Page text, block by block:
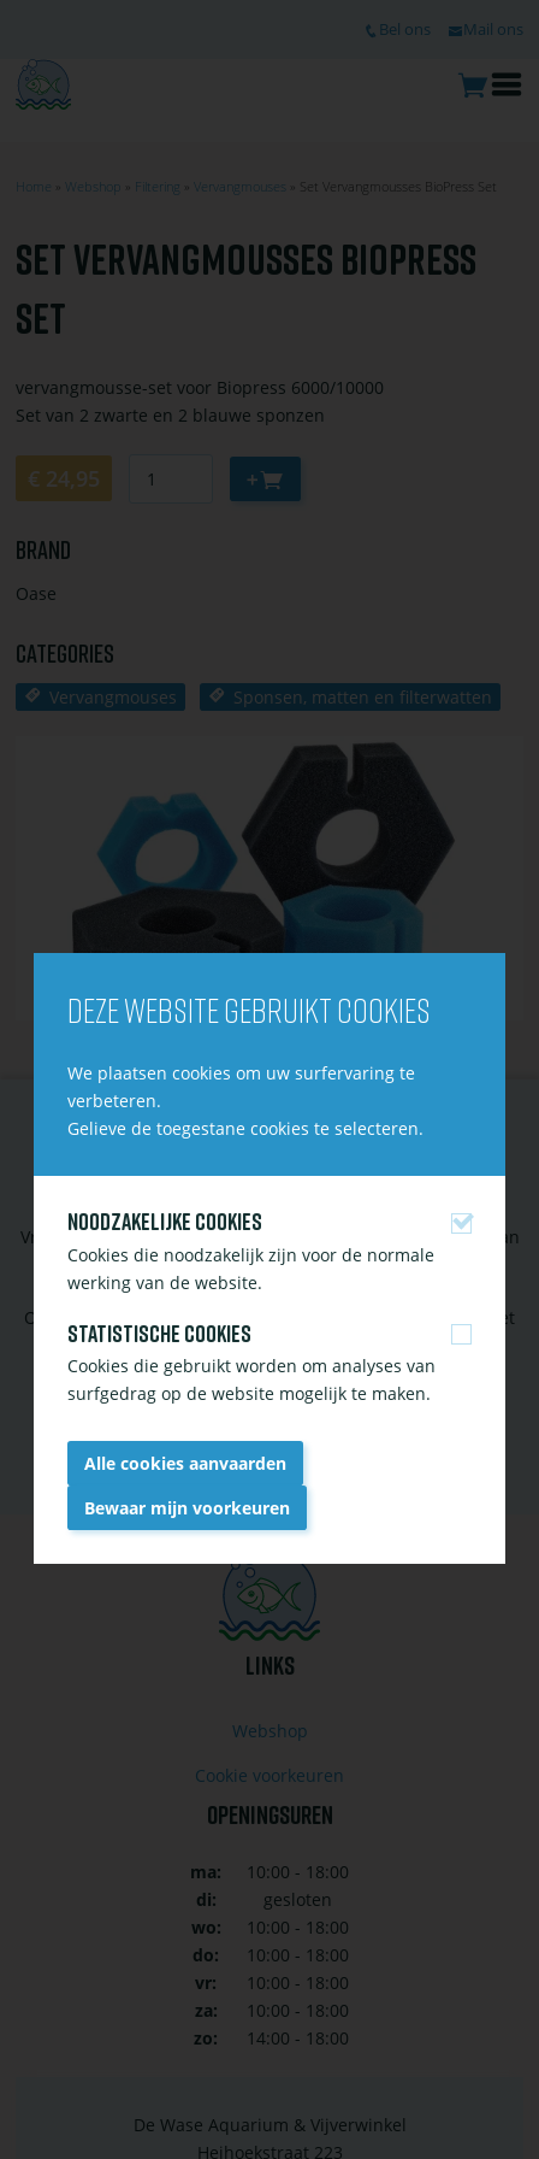
de
hoofdinhoud
TOP
Bel ons Mail ons
Home Webshop Filtering Vervangmouses Set Vervangmousses BioPress Set
SET VERVANGMOUSSES BIOPRESS
SET
vervangmousse-set voor Biopress 6000/10000
Set van 2 zwarte en 2 blauwe sponzen
€ 24,95 Aan
winkelwagen
Brand
Oase
Categories
Vervangmouses Sponsen, matten en filterwatten
CONTACTEER ONS
Vragen over vijver, aquarium of tropische planten? Aarzel dan
niet ons te contacteren!
Of volg onze social media om op de hoogte te blijven van het
laatste nieuws en tips.
LINKS
Webshop
Cookie voorkeuren
OPENINGSUREN
ma:
10:00 - 18:00
di:
gesloten
wo:
10:00 - 18:00
do:
10:00 - 18:00
vr:
10:00 - 18:00
za:
10:00 - 18:00
zo:
14:00 - 18:00
De Wase Aquarium & Vijverwinkel
Heihoekstraat 223
Deze website gebruikt cookies
We plaatsen cookies om uw surfervaring te
verbeteren.
Gelieve de toegestane cookies te selecteren.
Noodzakelijke cookies
Cookies die noodzakelijk zijn voor de normale
werking van de website.
Statistische cookies
Cookies die gebruikt worden om analyses van
surfgedrag op de website mogelijk te maken.
Alle cookies aanvaarden
Bewaar mijn voorkeuren